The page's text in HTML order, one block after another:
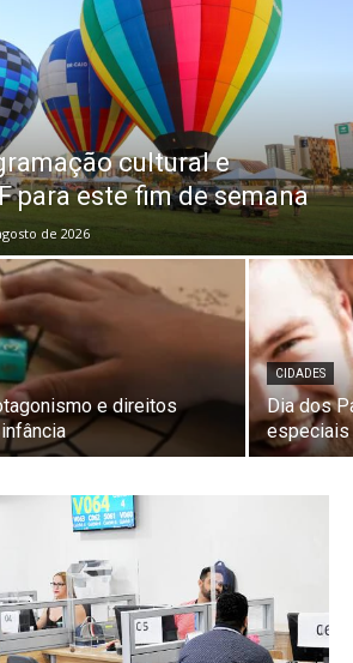
cultural e
para este fim de semana
de 2026
e direitos
CIDADES
Dia dos
especiais